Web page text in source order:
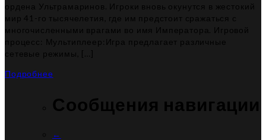
ордена Ультрамаринов. Игроки вновь окунутся в жестокий
мир 41-го тысячелетия, где им предстоит сражаться с
многочисленными врагами во имя Императора. Игровой
процесс: Мультиплеер:Игра предлагает различные
сетевые режимы, […]
Подробнее
Сообщения навигации
←